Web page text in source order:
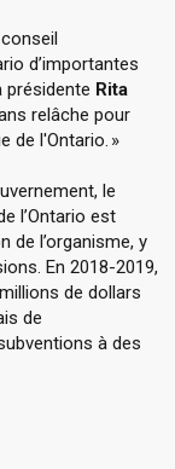
d’importantes
présidente Rita
relâche pour
de l'Ontario. »
le
l’Ontario est
de l’organisme, y
En 2018-2019,
de dollars
de
à des